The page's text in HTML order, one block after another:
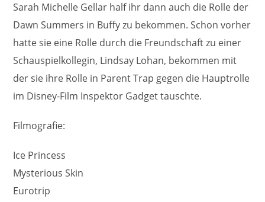
Sarah Michelle Gellar half ihr dann auch die Rolle der
Dawn Summers in Buffy zu bekommen. Schon vorher
hatte sie eine Rolle durch die Freundschaft zu einer
Schauspielkollegin, Lindsay Lohan, bekommen mit
der sie ihre Rolle in Parent Trap gegen die Hauptrolle
im Disney-Film Inspektor Gadget tauschte.
Filmografie:
Ice Princess
Mysterious Skin
Eurotrip